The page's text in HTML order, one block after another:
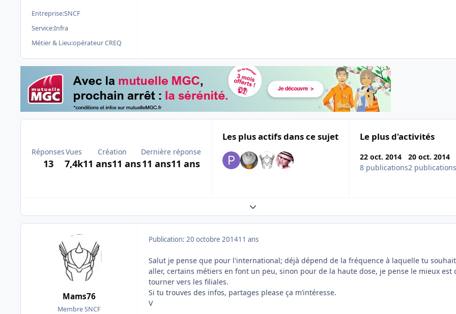
Entreprise:SNCF
Service:Infra
Métier & Lieu:opérateur CREQ
Réponses
13
Vues
7,4k
Création
11 ans11 ans
Dernière réponse
11 ans11 ans
Les plus actifs dans ce sujet Le plus d'activités
22 oct. 2014
8 publications
20 oct. 2014
2 publications
Expand topic overview
Mams76
Membre SNCF
Publication: 20 octobre 201411 ans
Salut je pense que pour l'international; déjà dépend de la fréquence à laquelle tu
aller, certains métiers en font un peu, sinon pour de la haute dose, je pense le mieux est
tourner vers les filiales.
Si tu trouves des infos, partages please ça m’intéresse.
V